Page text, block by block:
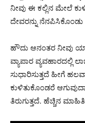
ನೀವು ಈ ಕಲ್ಲಿನ ಮೇಲೆ
ದೇವರನ್ನು ನೆನಪಿಸಿಕೊಂಡು
ಹೌದು ಆನಂತರ ನೀವು
ವ್ಯಾಪಾರ ವ್ಯವಹಾರದಲ್ಲಿ
ಸುಧಾರಿಸುತ್ತದೆ ಹೀಗೆ
ಕುಳಿತುಕೊಂಡರೆ
ತಿರುಗುತ್ತದೆ. ಹೆಚ್ಚಿನ